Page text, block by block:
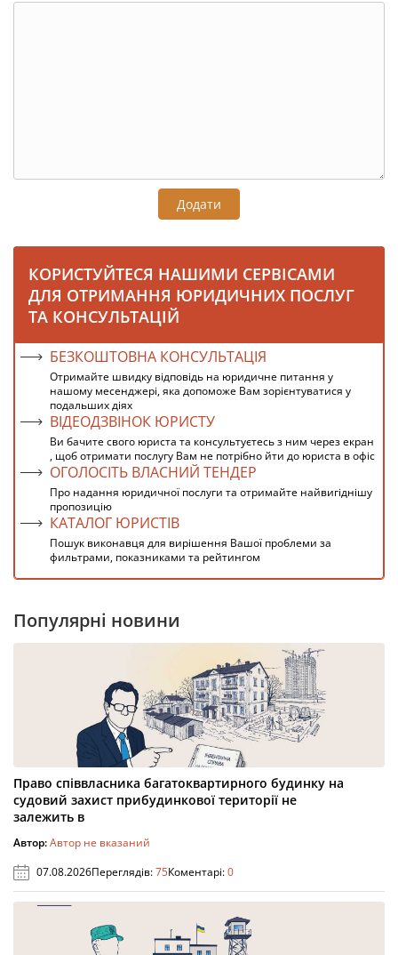
Додати
КОРИСТУЙТЕСЯ НАШИМИ СЕРВІСАМИ
ДЛЯ ОТРИМАННЯ ЮРИДИЧНИХ ПОСЛУГ
ТА КОНСУЛЬТАЦІЙ
БЕЗКОШТОВНА КОНСУЛЬТАЦІЯ
Отримайте швидку відповідь на юридичне питання у
нашому месенджері, яка допоможе Вам зорієнтуватися у
подальших діях
ВІДЕОДЗВІНОК ЮРИСТУ
Ви бачите свого юриста та консультуєтесь з ним через екран
, щоб отримати послугу Вам не потрібно йти до юриста в офіс
ОГОЛОСІТЬ ВЛАСНИЙ ТЕНДЕР
Про надання юридичної послуги та отримайте найвигіднішу
пропозицію
КАТАЛОГ ЮРИСТІВ
Пошук виконавця для вирішення Вашої проблеми за
фильтрами, показниками та рейтингом
Популярні новини
Право співвласника багатоквартирного будинку на
судовий захист прибудинкової території не
залежить в
Автор:Автор не вказаний
07.08.2026Переглядів:75Коментарі:0